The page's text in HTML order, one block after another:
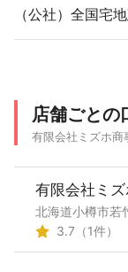
（公社）全国宅
店舗ごとの
有限会社ミズホ商
有限会社ミ
北海道小樽市若
3.7（1件）